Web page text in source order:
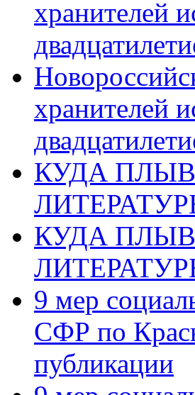
хранителей
хранителей
КУДА
КУДА
9 мер
СФР по
публикации